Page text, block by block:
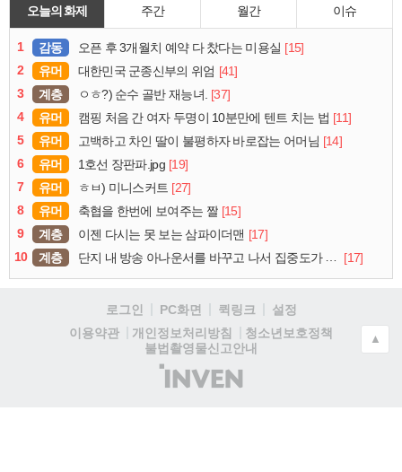
오늘의 화제 주간 월간 이슈
1 감동 오픈 후 3개월치 예약 다 찼다는 미용실 [15]
2
유머 대한민국 군종신부의 위엄 [41]
3
계층 ㅇㅎ?) 순수 골반 재능녀. [37]
4
유머 캠핑 처음 간 여자 두명이 10분만에 텐트 치는 법 [11]
5
유머 고백하고 차인 딸이 불평하자 바로잡는 어머님 [14]
6
유머 1호선 장판파.jpg [19]
7
유머 ㅎㅂ) 미니스커트 [27]
8
유머 축협을 한번에 보여주는 짤 [15]
9
계층 이젠 다시는 못 보는 삼파이더맨 [17]
10
계층 단지 내 방송 아나운서를 바꾸고 나서 집중도가 확 올라갔다는 한 아파트의 안내방송 [17]
로그인 PC화면 퀵링크
설정
이용약관
개인정보처리방침
청소년보호정책
불법촬영물신고안내
(주)
인
▲